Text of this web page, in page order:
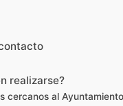
realizarse?
cercanos al